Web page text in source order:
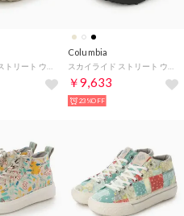
Columbia
￥9,633
23%OFF